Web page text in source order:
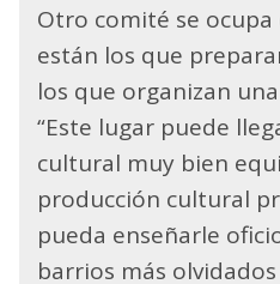
Otro comité se
están los que
los que organizan
“Este lugar puede
cultural muy bien
producción cultural
pueda enseñarle
barrios más